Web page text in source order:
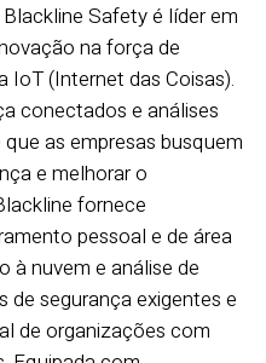
Safety é líder em
na força de
IoT (Internet das Coisas).
conectados e análises
as empresas busquem
e melhorar o
fornece
pessoal e de área
à nuvem e análise de
de segurança exigentes e
de organizações com